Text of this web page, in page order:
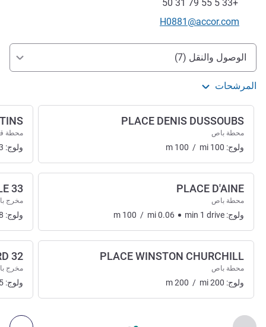
+33 5 55 79 31 50
تواصل معنا عبر البريد الإلكتروني
H0881@accor.com
الوصول والتنقل
الوصول والنقل (7)
المرشحات
الصفحة
PLACE DENIS DUSSOUBS
محطة باص
ولوج: m 100 / mi 100
PLACE D'AINE
محطة باص
ولوج: m 100 / mi0.06 min 1 drive
PLACE WINSTON CHURCHILL
محطة باص
ولوج: m200 / mi200
محطة
ولوج:
33 CENTRE VILLE
مخرج
ولوج:
32 LIMOGES NORD
مخرج
ولوج: